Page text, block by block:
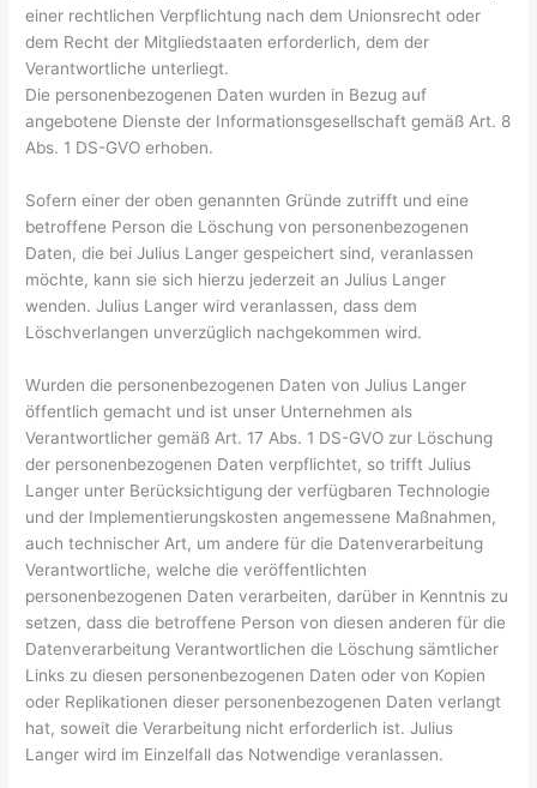
einer rechtlichen Verpflichtung nach dem Unionsrecht oder
dem Recht der Mitgliedstaaten erforderlich, dem der
Verantwortliche unterliegt.
Die personenbezogenen Daten wurden in Bezug auf
angebotene Dienste der Informationsgesellschaft gemäß Art. 8
Abs. 1 DS-GVO erhoben.
Sofern einer der oben genannten Gründe zutrifft und eine
betroffene Person die Löschung von personenbezogenen
Daten, die bei Julius Langer gespeichert sind, veranlassen
möchte, kann sie sich hierzu jederzeit an Julius Langer
wenden. Julius Langer wird veranlassen, dass dem
Löschverlangen unverzüglich nachgekommen wird.
Wurden die personenbezogenen Daten von Julius Langer
öffentlich gemacht und ist unser Unternehmen als
Verantwortlicher gemäß Art. 17 Abs. 1 DS-GVO zur Löschung
der personenbezogenen Daten verpflichtet, so trifft Julius
Langer unter Berücksichtigung der verfügbaren Technologie
und der Implementierungskosten angemessene Maßnahmen,
auch technischer Art, um andere für die Datenverarbeitung
Verantwortliche, welche die veröffentlichten
personenbezogenen Daten verarbeiten, darüber in Kenntnis zu
setzen, dass die betroffene Person von diesen anderen für die
Datenverarbeitung Verantwortlichen die Löschung sämtlicher
Links zu diesen personenbezogenen Daten oder von Kopien
oder Replikationen dieser personenbezogenen Daten verlangt
hat, soweit die Verarbeitung nicht erforderlich ist. Julius
Langer wird im Einzelfall das Notwendige veranlassen.